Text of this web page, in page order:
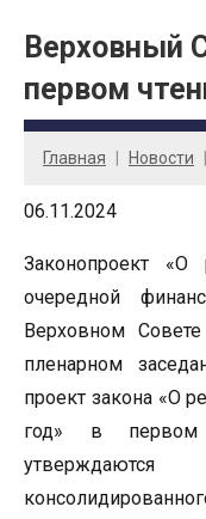
Верховный
первом
Главная Новости
06.11.2024
Законопроект «О
очередной
Верховном
пленарном
проект закона «О
год» в
утверждаются